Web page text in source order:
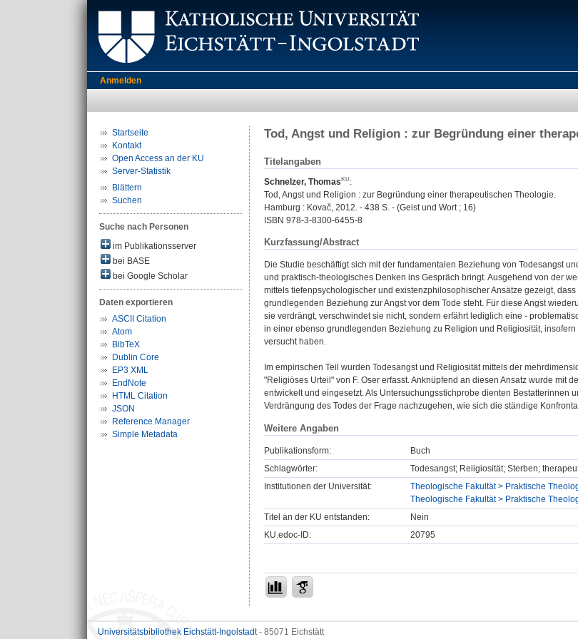
Anmelden
Startseite
Kontakt
Open Access an der KU
Server-Statistik
Blättern
Suchen
Suche nach Personen
im Publikationsserver
bei BASE
bei Google Scholar
Daten exportieren
ASCII Citation
Atom
BibTeX
Dublin Core
EP3 XML
EndNote
HTML Citation
JSON
Reference Manager
Simple Metadata
Tod, Angst und Religion : zur Begründung einer
Titelangaben
Schnelzer, Thomas
:
Tod, Angst und Religion : zur Begründung einer therapeutischen Theologie.
Hamburg : Kovač, 2012. - 438 S. - (Geist und Wort ; 16)
ISBN 978-3-8300-6455-8
Kurzfassung/Abstract
Die Studie beschäftigt sich mit der fundamentalen Beziehung von Todesangst
und praktisch-theologisches Denken ins Gespräch bringt. Ausgehend von der
mittels tiefenpsychologischer und existenzphilosophischer Ansätze gezeigt,
grundlegenden Beziehung zur Angst vor dem Tode steht. Für diese Angst
sie verdrängt, verschwindet sie nicht, sondern erfährt lediglich eine -
in einer ebenso grundlegenden Beziehung zu Religion und Religiosität,
versucht haben.
Im empirischen Teil wurden Todesangst und Religiosität mittels der
"Religiöses Urteil" von F. Oser erfasst. Anknüpfend an diesen Ansatz wurde mit
entwickelt und eingesetzt. Als Untersuchungsstichprobe dienten Bestatterinnen
Verdrängung des Todes der Frage nachzugehen, wie sich die ständige
Weitere Angaben
Publikationsform:
Buch
Schlagwörter:
Todesangst; Religiosität; Sterben;
Institutionen der Universität:
Theologische Fakultät > Praktische
Theologische Fakultät > Praktische
Titel an der KU entstanden:
Nein
KU.edoc-ID:
20795
Universitätsbibliothek Eichstätt-Ingolstadt- 85071 Eichstätt